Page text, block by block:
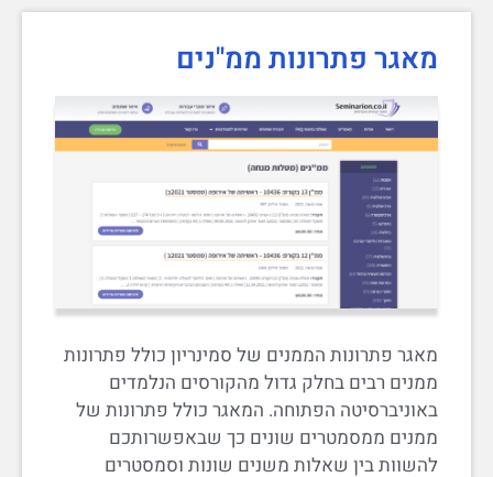
מאגר פתרונות ממ"נים
מאגר פתרונות הממנים של סמינריון כולל פתרונות
ממנים רבים בחלק גדול מהקורסים הנלמדים
באוניברסיטה הפתוחה. המאגר כולל פתרונות של
ממנים ממסמטרים שונים כך שבאפשרותכם
להשוות בין שאלות משנים שונות וסמסטרים